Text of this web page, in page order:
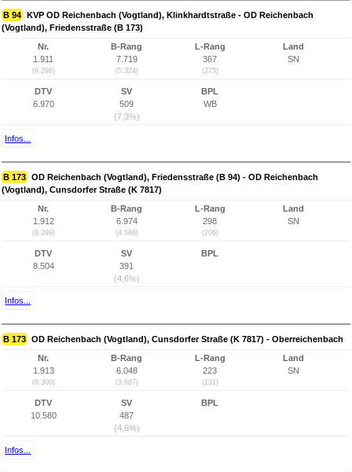
B 94 KVP OD Reichenbach (Vogtland), Klinkhardtstraße - OD Reichenbach
(Vogtland), Friedensstraße (B 173)
Nr.
1.911
(9.298)
B-Rang
7.719
(5.324)
L-Rang
367
(275)
Land
SN
DTV
6.970
SV
509
(7,3%)
BPL
WB
Infos...
B 173 OD Reichenbach (Vogtland), Friedensstraße (B 94) - OD Reichenbach
(Vogtland), Cunsdorfer Straße (K 7817)
Nr.
1.912
(9.299)
B-Rang
6.974
(4.586)
L-Rang
298
(206)
Land
SN
DTV
8.504
SV
391
(4,6%)
BPL
Infos...
B 173 OD Reichenbach (Vogtland), Cunsdorfer Straße (K 7817) - Oberreichenbach
Nr.
1.913
(9.300)
B-Rang
6.048
(3.667)
L-Rang
223
(131)
Land
SN
DTV
10.580
SV
487
(4,6%)
BPL
Infos...